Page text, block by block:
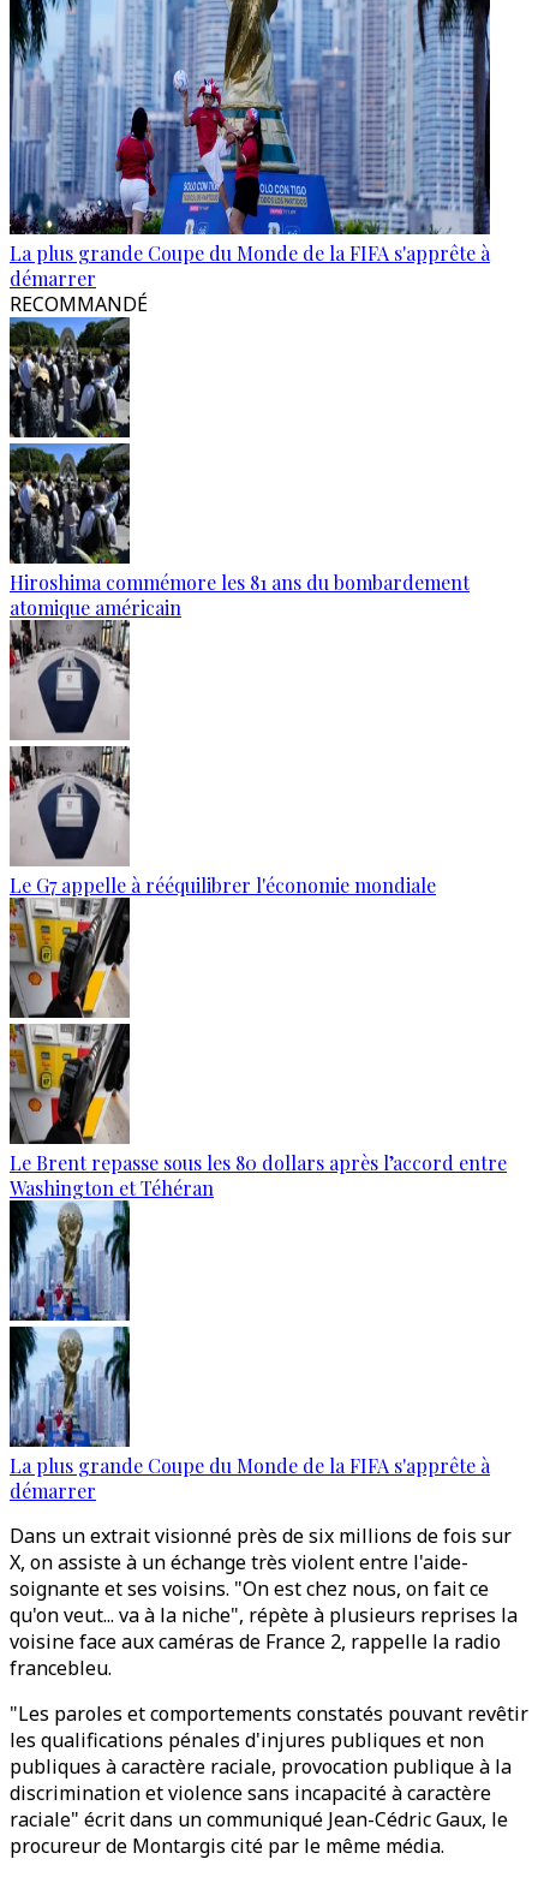
La plus grande Coupe du Monde de la FIFA s'apprête à
démarrer
RECOMMANDÉ
Hiroshima commémore les 81 ans du bombardement
atomique américain
Le G7 appelle à rééquilibrer l'économie mondiale
Le Brent repasse sous les 80 dollars après l’accord entre
Washington et Téhéran
La plus grande Coupe du Monde de la FIFA s'apprête à
démarrer
Dans un extrait visionné près de six millions de fois sur
X, on assiste à un échange très violent entre l'aide-
soignante et ses voisins. "On est chez nous, on fait ce
qu'on veut... va à la niche", répète à plusieurs reprises la
voisine face aux caméras de France 2, rappelle la radio
francebleu.
"Les paroles et comportements constatés pouvant revêtir
les qualifications pénales d'injures publiques et non
publiques à caractère raciale, provocation publique à la
discrimination et violence sans incapacité à caractère
raciale" écrit dans un communiqué Jean-Cédric Gaux, le
procureur de Montargis cité par le même média.